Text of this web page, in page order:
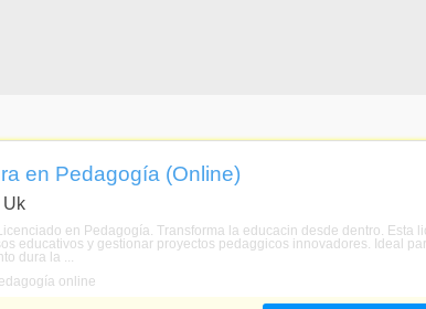
en Pedagogía (Online)
Uk
en Pedagogía. Transforma la educacin desde dentro. Esta
educativos y gestionar proyectos pedaggicos innovadores. Ideal
dura la ...
online